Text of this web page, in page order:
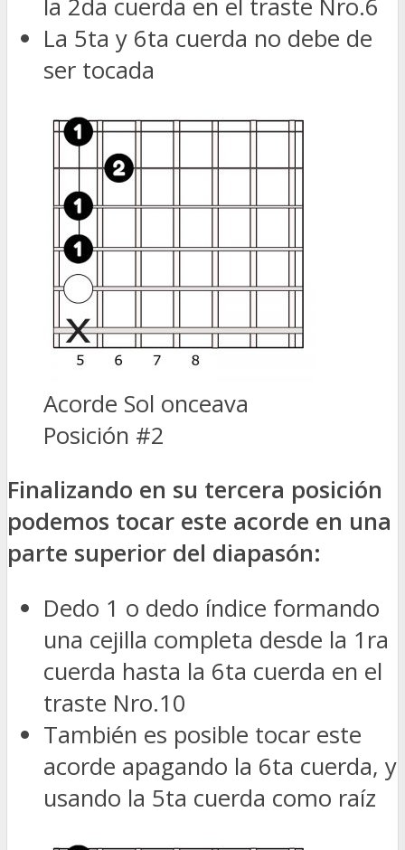
la 2da cuerda en el traste Nro.6
La 5ta y 6ta cuerda no debe de
ser tocada
Acorde Sol onceava
Posición #2
Finalizando en su tercera posición
podemos tocar este acorde en una
parte superior del diapasón:
Dedo 1 o dedo índice formando
una cejilla completa desde la 1ra
cuerda hasta la 6ta cuerda en el
traste Nro.10
También es posible tocar este
acorde apagando la 6ta cuerda, y
usando la 5ta cuerda como raíz